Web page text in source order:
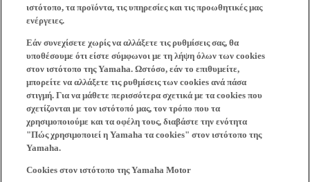
ιστότοπο, τα προϊόντα, τις υπηρεσίες και τις προωθητικές μας
ενέργειες.
Εάν συνεχίσετε χωρίς να αλλάξετε τις ρυθμίσεις σας, θα
υποθέσουμε ότι είστε σύμφωνοι με τη λήψη όλων των cookies
στον ιστότοπο της Yamaha. Ωστόσο, εάν το επιθυμείτε,
μπορείτε να αλλάξετε τις ρυθμίσεις των cookies ανά πάσα
στιγμή. Για να μάθετε περισσότερα σχετικά με τα cookies που
σχετίζονται με τον ιστότοπό μας, τον τρόπο που τα
χρησιμοποιούμε και τα οφέλη τους, διαβάστε την ενότητα
"Πώς χρησιμοποιεί η Yamaha τα cookies" στον ιστότοπο της
Yamaha.
Cookies στον ιστότοπο της Yamaha Motor